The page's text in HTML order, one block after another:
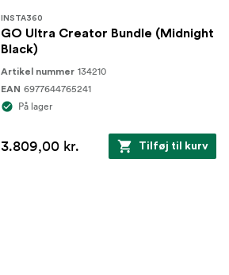
INSTA360
GO Ultra Creator Bundle (Midnight
Black)
Artikel nummer 134210
EAN 6977644765241
På lager
3.809,00 kr. Tilføj til kurv